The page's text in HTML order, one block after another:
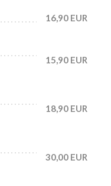
16,90 EUR
15,90 EUR
18,90 EUR
30,00 EUR